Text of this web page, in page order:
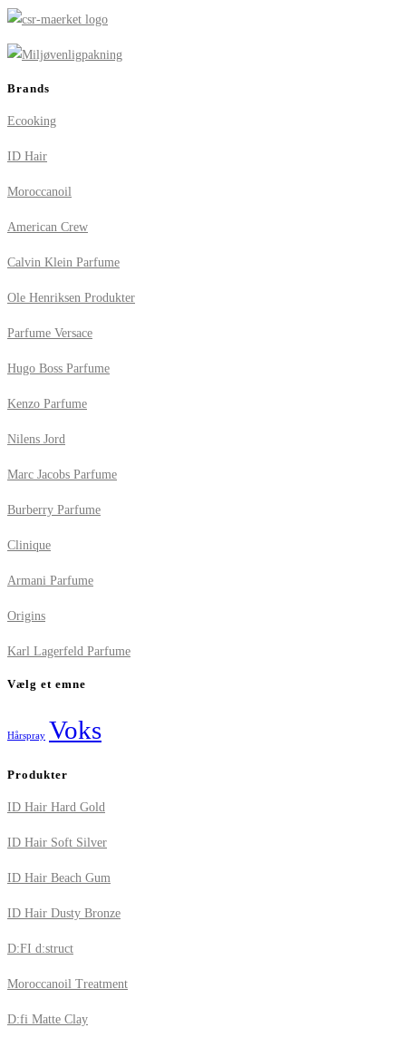
Brands
Ecooking
ID Hair
Moroccanoil
American Crew
Calvin Klein Parfume
Ole Henriksen Produkter
Parfume Versace
Hugo Boss Parfume
Kenzo Parfume
Nilens Jord
Marc Jacobs Parfume
Burberry Parfume
Clinique
Armani Parfume
Origins
Karl Lagerfeld Parfume
Vælg et emne
Hårspray Voks
Produkter
ID Hair Hard Gold
ID Hair Soft Silver
ID Hair Beach Gum
ID Hair Dusty Bronze
D:FI d:struct
Moroccanoil Treatment
D:fi Matte Clay